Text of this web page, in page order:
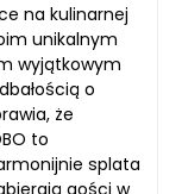
na kulinarnej
unikalnym
wyjątkowym
o
że
to
splata
gości w